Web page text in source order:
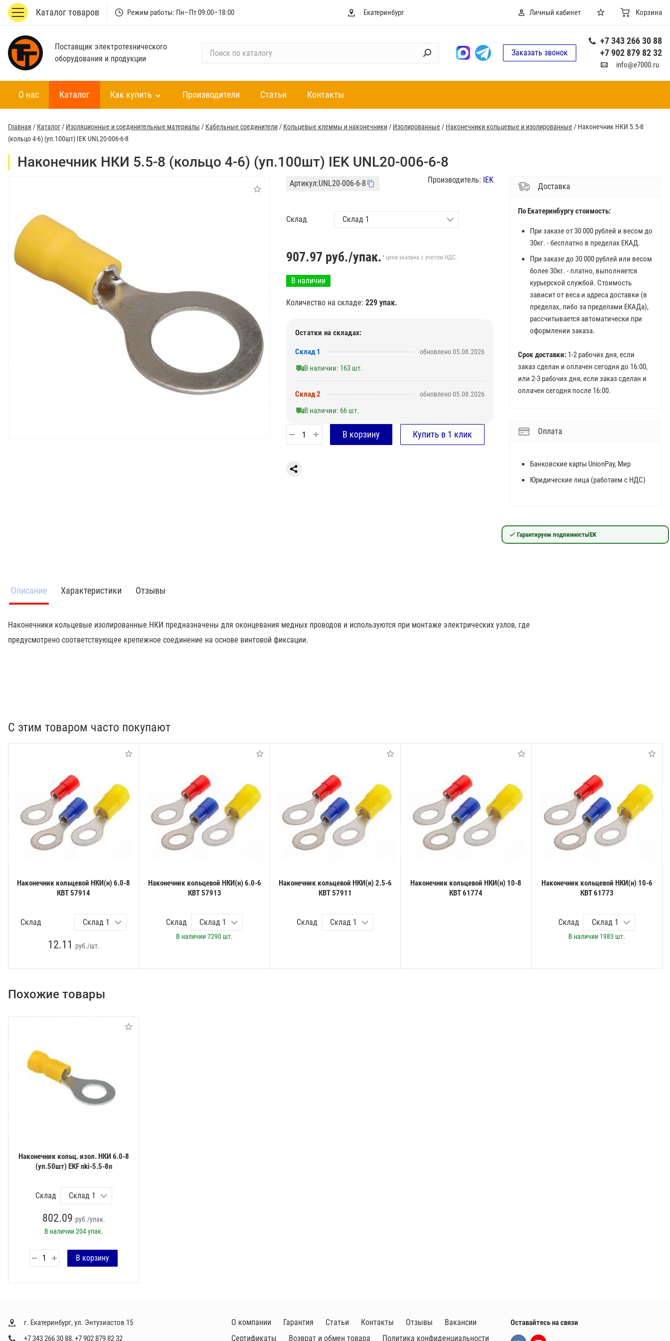
Каталог товаров Режим работы: Пн–Пт 09:00–18:00 Екатеринбург Личный кабинет Корзина
Поставщик электротехнического
оборудования и продукции
с
к
п
к
а
Заказать звонок
+7 343 266 30 88
+7 902 879 82 32
info@e7000.ru
О нас Каталог Как купить Производители Статьи Контакты
Главная / Каталог/ Изоляционные и соединительные материалы / Кабельные соединители / Кольцевые клеммы и наконечники / Изолированные / Наконечники кольцевые и изолированные / Наконечник НКИ 5.5-8
(кольцо 4-6) (уп.100шт) IEK UNL20-006-6-8
Наконечник НКИ 5.5-8 (кольцо 4-6) (уп.100шт) IEK UNL20-006-6-8
Артикул:UNL20-006-6-8 Производитель: IEK
Склад
907.97 руб./упак.* цена указана с учетом НДС.
В наличии
Количество на складе: 229 упак.
Остатки на складах:
Склад 1 обновлено 05.08.2026
В наличии: 163 шт.
Склад 2 обновлено 05.08.2026
В наличии: 66 шт.
Доставка
По Екатеринбургу стоимость:
При заказе от 30 000 рублей и весом до
30кг. - бесплатно в пределах ЕКАД.
При заказе до 30 000 рублей или весом
более 30кг. - платно, выполняется
курьерской службой. Стоимость
зависит от веса и адреса доставки (в
пределах, либо за пределами ЕКАДа),
рассчитывается автоматически при
оформлении заказа.
Срок доставки:1-2 рабочих дня, если
заказ сделан и оплачен сегодня до 16:00,
или 2-3 рабочих дня, если заказ сделан и
оплачен сегодня после 16:00.
Оплата
Банковские карты UnionPay, Мир
Юридические лица (работаем с НДС)
Гарантируем подлинностьIEK
Описание Характеристики Отзывы
Наконечники кольцевые изолированные НКИ предназначены для оконцевания медных проводов и используются при монтаже электрических узлов, где
предусмотрено соответствующее крепежное соединение на основе винтовой фиксации.
С этим товаром часто покупают
Наконечник кольцевой НКИ(н) 6.0-8
КВТ 57914
Склад
12.11 руб./шт.
Наконечник кольцевой НКИ(н) 6.0-6
КВТ 57913
Склад
В наличии7290 шт.
Наконечник кольцевой НКИ(н) 2.5-6
КВТ 57911
Склад
Наконечник кольцевой НКИ(н) 10-8
КВТ 61774
Наконечник кольцевой НКИ(н) 10-6
КВТ 61773
Склад
В наличии 1983 шт.
Похожие товары
Наконечник кольц. изол. НКИ 6.0-8
(уп.50шт) EKF nki-5.5-8n
Склад
802.09 руб./упак.
В наличии204 упак.
г. Екатеринбург, ул. Энтузиастов 15
+7 343 266 30 88,+7 902 879 82 32
О компании Гарантия Статьи Контакты Отзывы
Вакансии
Сертификаты
Возврат и обмен товара Политика конфиденциальности
Оставайтесь на связи